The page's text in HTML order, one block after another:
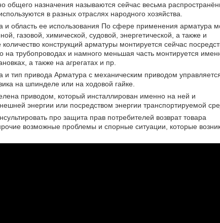
общего назначения называются сейчас весьма
в разных отраслях народного хозяйства.
и область ее использования По сфере применения арматура
газовой, химической, судовой, энергетической, а также и
конструкций арматуры монтируется сейчас
на трубопроводах и намного меньшая часть монтируется
а также на агрегатах и пр.
и тип привода Арматура с механическим приводом
на шпинделе или на ходовой гайке.
приводом, который инсталлирован именно на ней и
энергии или посредством энергии транспортируемой
про защита прав потребителей возврат товара
возможные проблемы и спорные ситуации, которые